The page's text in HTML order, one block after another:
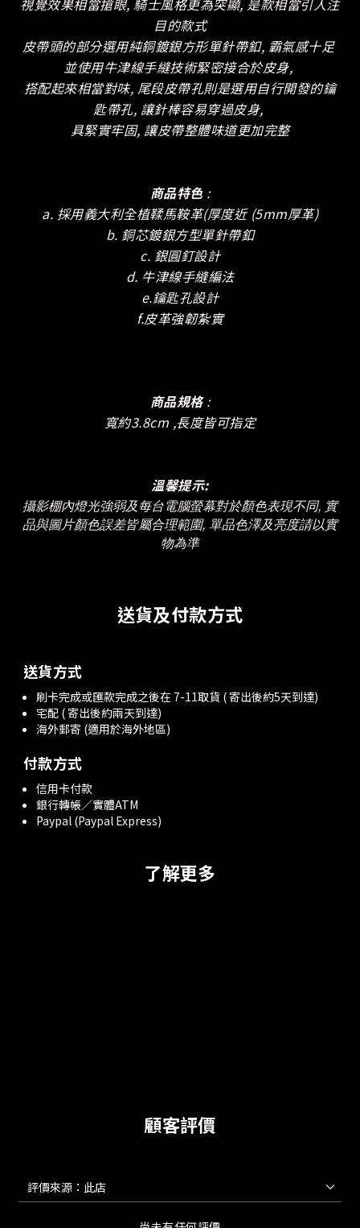
視覺效果相當搶眼, 騎士風格更為突顯, 是款相當引人注
目的款式
皮帶頭的部分選用純銅鍍銀方形單針帶釦, 霸氣感十足
並使用牛津線手縫技術緊密接合於皮身,
搭配起來相當對味, 尾段皮帶孔則是選用自行開發的鑰
匙帶孔, 讓針棒容易穿過皮身,
具緊實牢固, 讓皮帶整體味道更加完整
商品特色 :
a. 採用義大利全植鞣馬鞍革(厚度近 (5mm厚革)
b. 銅芯鍍銀方型單針帶釦
c. 銀圓釘設計
d. 牛津線手縫編法
e.鑰匙孔設計
f.皮革強韌紮實
商品規格:
寬約3.8cm ,長度皆可指定
溫馨提示:
攝影棚內燈光強弱及每台電腦螢幕對於顏色表現不同, 實
品與圖片顏色誤差皆屬合理範圍, 單品色澤及亮度請以實
物為準
送貨及付款方式
送貨方式
刷卡完成或匯款完成之後在 7-11取貨 ( 寄出後約5天到達)
宅配 ( 寄出後約兩天到達)
海外郵寄 (適用於海外地區)
付款方式
信用卡付款
銀行轉帳／實體ATM
Paypal (Paypal Express)
了解更多
顧客評價